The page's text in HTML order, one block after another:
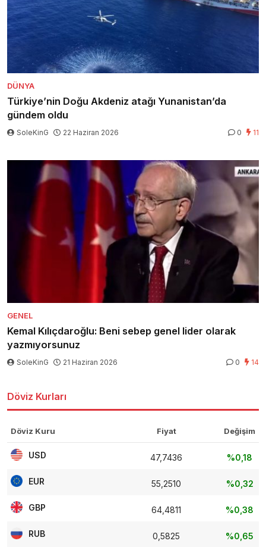
DÜNYA
Türkiye’nin Doğu Akdeniz atağı Yunanistan’da
gündem oldu
SoleKinG 22 Haziran 2026 0 11
GENEL
Kemal Kılıçdaroğlu: Beni sebep genel lider olarak
yazmıyorsunuz
SoleKinG 21 Haziran 2026 0 14
Döviz Kurları
Döviz Kuru Fiyat Değişim
USD 47,7436 %0,18
EUR 55,2510 %0,32
GBP 64,4811 %0,38
RUB 0,5825 %0,65